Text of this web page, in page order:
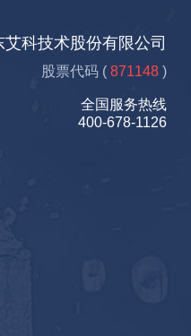
艾科技术股份有限公司
股票代码 (871148 )
全国服务热线
400-678-1126